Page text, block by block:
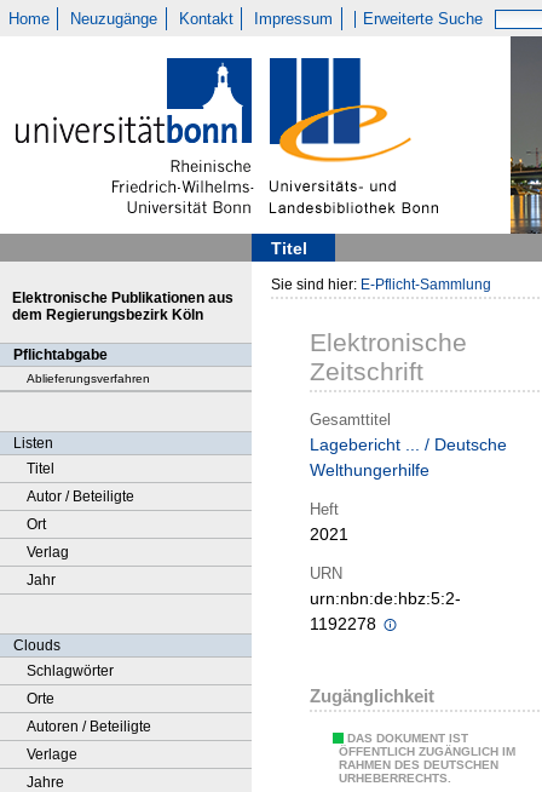
Home Neuzugänge Kontakt Impressum Erweiterte Suche
Titel
Elektronische Publikationen aus
dem Regierungsbezirk Köln
Pflichtabgabe
Ablieferungsverfahren
Listen
Titel
Autor / Beteiligte
Ort
Verlag
Jahr
Clouds
Schlagwörter
Orte
Autoren / Beteiligte
Verlage
Jahre
Sie sind hier: E-Pflicht-Sammlung
Elektronische
Zeitschrift
Gesamttitel
Lagebericht ... / Deutsche
Welthungerhilfe
Heft
2021
URN
urn:nbn:de:hbz:5:2-
1192278
Zugänglichkeit
DAS DOKUMENT IST
ÖFFENTLICH ZUGÄNGLICH IM
RAHMEN DES DEUTSCHEN
URHEBERRECHTS.